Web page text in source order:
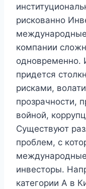
рискованно
компании
одновременно.
придется
рисками,
прозрачности,
войной,
Существуют
проблем, с
инвесторы.
категории А в